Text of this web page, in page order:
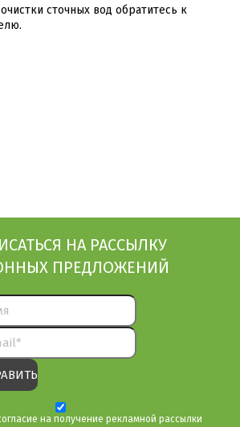
сточных вод обратитесь к
НА РАССЫЛКУ
ПРЕДЛОЖЕНИЙ
на получение рекламной рассылки